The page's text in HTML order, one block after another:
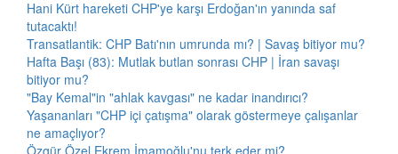
Hani Kürt hareketi CHP'ye karşı Erdoğan'ın yanında saf
tutacaktı!
Transatlantik: CHP Batı'nın umrunda mı? | Savaş bitiyor mu?
Hafta Başı (83): Mutlak butlan sonrası CHP | İran savaşı
bitiyor mu?
"Bay Kemal"in "ahlak kavgası" ne kadar inandırıcı?
Yaşananları "CHP içi çatışma" olarak göstermeye çalışanlar
ne amaçlıyor?
Özgür Özel Ekrem İmamoğlu'nu terk eder mi?